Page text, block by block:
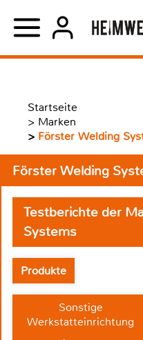
Startseite
> Marken
> Förster Welding
Förster Welding
Testberichte der
Systems
Produkte
Sonstige
Werkstatteinrichtung